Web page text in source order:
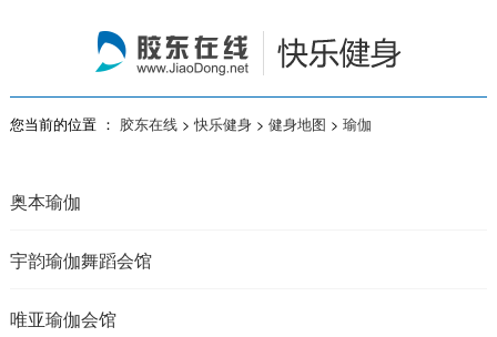
您当前的位置 ： 胶东在线>快乐健身> 健身地图 > 瑜伽
奥本瑜伽
宇韵瑜伽舞蹈会馆
唯亚瑜伽会馆